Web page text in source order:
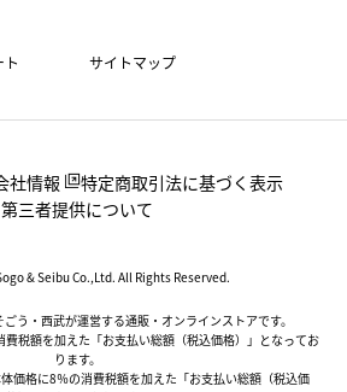
サイトマップ
社情報
特定商取引法に基づく表示
第三者提供について
& Seibu Co.,Ltd. All Rights Reserved.
う・西武が運営する通販・オンラインストアです。
税額を加えた「お支払い総額（税込価格）」となってお
ります。
価格に8％の消費税額を加えた「お支払い総額（税込価